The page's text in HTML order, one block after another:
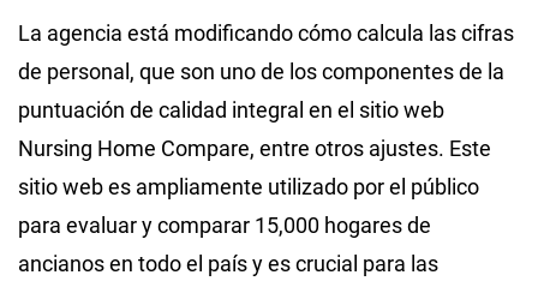
La agencia está modificando cómo calcula las cifras
de personal, que son uno de los componentes de la
puntuación de calidad integral en el sitio web
Nursing Home Compare, entre otros ajustes. Este
sitio web es ampliamente utilizado por el público
para evaluar y comparar 15,000 hogares de
ancianos en todo el país y es crucial para las